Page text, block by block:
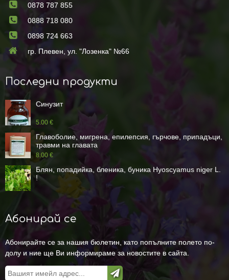
0878 787 855
0888 718 080
0898 724 663
гр. Плевен, ул. "Лозенка" №66
Последни продукти
Синузит
5.00 €
Главоболие, мигрена, епилепсия, гърчове, припадъци,
травми на главата
8.00 €
Блян, попадийка, бленика, буника Hyoscyamus niger L.
!
Абонирай се
Абонирайте се за нашия бюлетин, като попълните полето по-
долу и ние ще Ви информираме за новостите в сайта.